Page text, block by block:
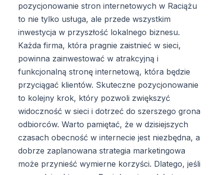
pozycjonowanie stron internetowych w Raciążu
to nie tylko usługa, ale przede wszystkim
inwestycja w przyszłość lokalnego biznesu.
Każda firma, która pragnie zaistnieć w sieci,
powinna zainwestować w atrakcyjną i
funkcjonalną stronę internetową, która będzie
przyciągać klientów. Skuteczne pozycjonowanie
to kolejny krok, który pozwoli zwiększyć
widoczność w sieci i dotrzeć do szerszego grona
odbiorców. Warto pamiętać, że w dzisiejszych
czasach obecność w internecie jest niezbędna, a
dobrze zaplanowana strategia marketingowa
może przynieść wymierne korzyści. Dlatego, jeśli